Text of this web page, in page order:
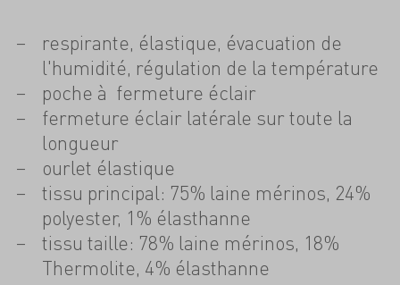
respirante, élastique, évacuation de
l'humidité, régulation de la température
poche à fermeture éclair
fermeture éclair latérale sur toute la
longueur
ourlet élastique
tissu principal: 75% laine mérinos, 24%
polyester, 1% élasthanne
tissu taille: 78% laine mérinos, 18%
Thermolite, 4% élasthanne